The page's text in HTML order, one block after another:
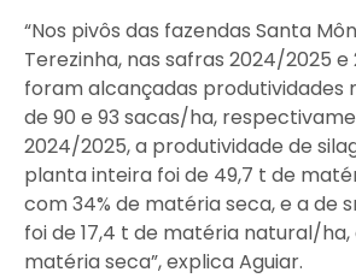
“Nos pivôs das fazendas Santa
Terezinha, nas safras 2024/2025 e
foram alcançadas produtividades
de 90 e 93 sacas/ha,
2024/2025, a produtividade de
planta inteira foi de 49,7 t de
com 34% de matéria seca, e a de
foi de 17,4 t de matéria natural/ha,
matéria seca”, explica Aguiar.